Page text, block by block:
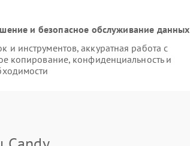
и безопасное обслуживание данных
инструментов, аккуратная работа с
копирование, конфиденциальность и